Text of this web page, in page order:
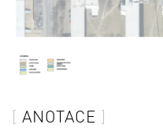
ANOTACE